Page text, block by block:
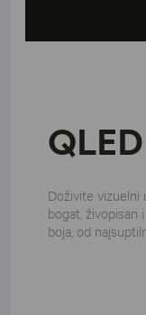
Doživite vizuelni
bogat, živopisan
boja, od